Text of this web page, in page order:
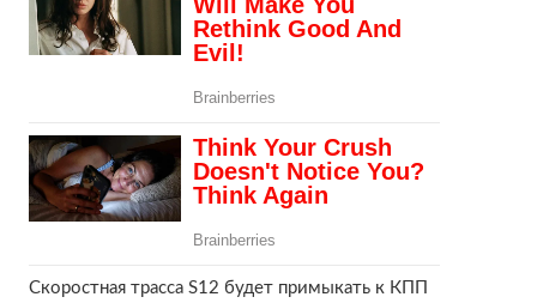
Скоростная трасса S12 будет примыкать к КПП